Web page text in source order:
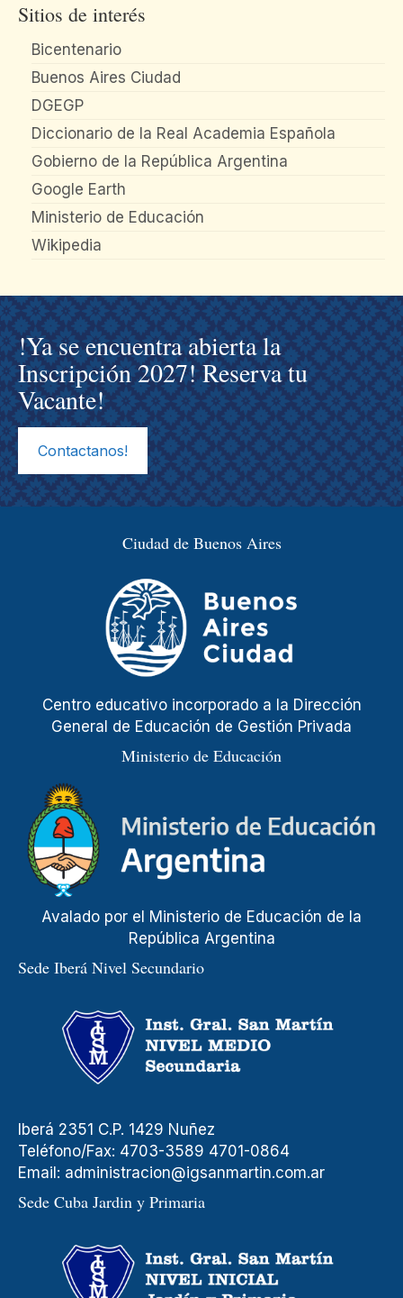
Sitios de interés
Bicentenario
Buenos Aires Ciudad
DGEGP
Diccionario de la Real Academia Española
Gobierno de la República Argentina
Google Earth
Ministerio de Educación
Wikipedia
!Ya se encuentra abierta la
Inscripción 2027! Reserva tu
Vacante!
Contactanos!
Ciudad de Buenos Aires
Centro educativo incorporado a la Dirección
General de Educación de Gestión Privada
Ministerio de Educación
Avalado por el Ministerio de Educación de la
República Argentina
Sede Iberá Nivel Secundario
Iberá 2351 C.P. 1429 Nuñez
Teléfono/Fax: 4703-3589 4701-0864
Email: administracion@igsanmartin.com.ar
Sede Cuba Jardin y Primaria